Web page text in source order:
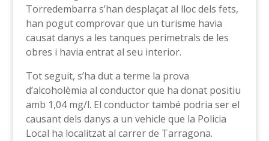
Torredembarra s’han desplaçat al lloc dels fets,
han pogut comprovar que un turisme havia
causat danys a les tanques perimetrals de les
obres i havia entrat al seu interior.
Tot seguit, s’ha dut a terme la prova
d’alcoholèmia al conductor que ha donat positiu
amb 1,04 mg/l. El conductor també podria ser el
causant dels danys a un vehicle que la Policia
Local ha localitzat al carrer de Tarragona.